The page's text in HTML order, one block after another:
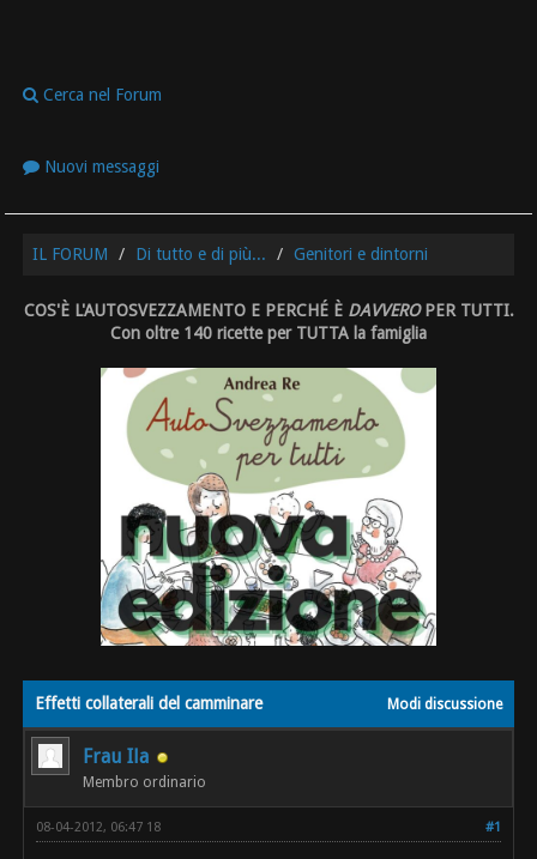
Cerca nel Forum
Nuovi messaggi
IL FORUM Di tutto e di più... Genitori e dintorni
COS'È L'AUTOSVEZZAMENTO E PERCHÉ È DAVVEROPER TUTTI.
Con oltre 140 ricette per TUTTA la famiglia
Modi discussione
Effetti collaterali del camminare
Frau Ila
Membro ordinario
#1
08-04-2012, 06:47 18